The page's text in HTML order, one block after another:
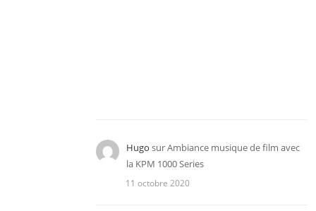
Hugo surAmbiance musique de film avec
la KPM 1000 Series
11 octobre 2020